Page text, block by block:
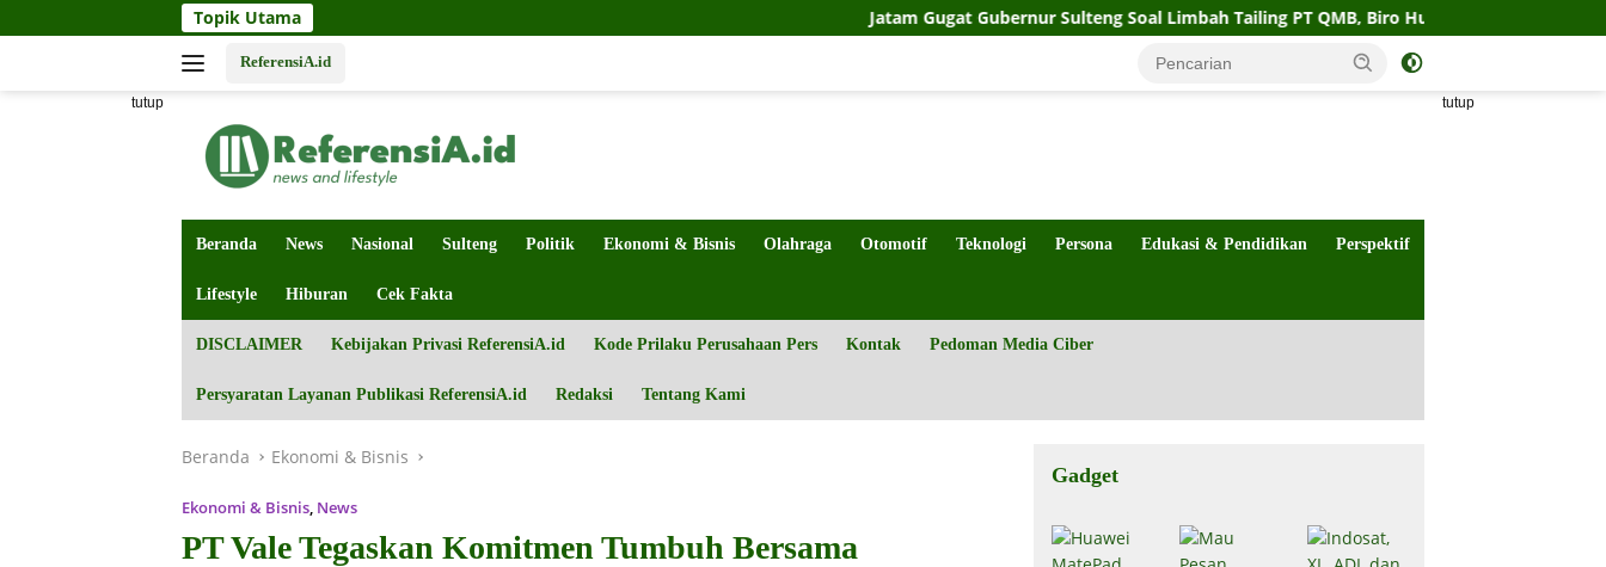
ke
Topik Utama Jatam Gugat Gubernur Sulteng Soal Limbah Tailing PT QMB, Biro Hukum Sebut Pemprov Siap
ReferensiA.id
tutup tutup
Beranda News Nasional Sulteng Politik Ekonomi & Bisnis Olahraga Otomotif Teknologi Persona Edukasi & Pendidikan Perspektif
Lifestyle Hiburan Cek Fakta
DISCLAIMER Kebijakan Privasi ReferensiA.id Kode Prilaku Perusahaan Pers Kontak Pedoman Media Ciber
Persyaratan Layanan Publikasi ReferensiA.id Redaksi Tentang Kami
Beranda Ekonomi & Bisnis
Ekonomi & Bisnis, News
PT Vale Tegaskan Komitmen Tumbuh Bersama
Gadget